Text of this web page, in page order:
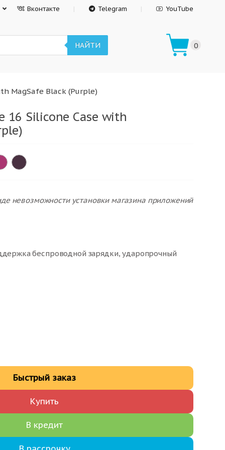
Вконтакте Telegram YouTube
НАЙТИ 0
MagSafe Black (Purple)
16 Silicone Case with
невозможности установки магазина приложений
беспроводной зарядки, ударопрочный
Купить
Быстрый заказ
В кредит